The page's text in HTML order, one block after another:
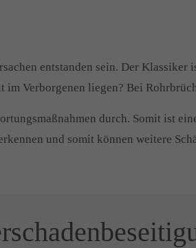
entstanden sein. Der
Verborgenen liegen? Bei
durch. Somit ist
und somit können weitere